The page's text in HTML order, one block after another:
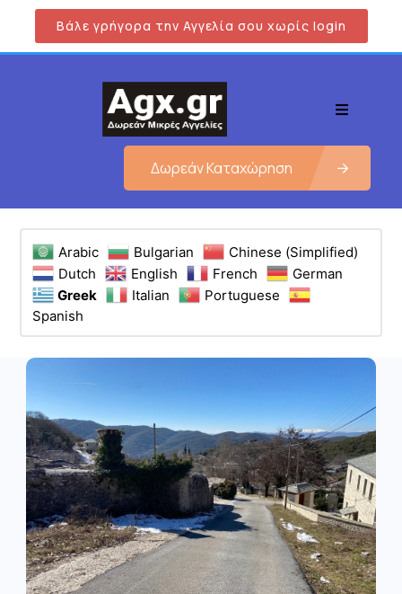
Βάλε γρήγορα την Αγγελία σου χωρίς login
Δωρεάν Καταχώρηση
Arabic Bulgarian
Chinese (Simplified)
Dutch
English French
German
Greek
Italian
Portuguese
Spanish